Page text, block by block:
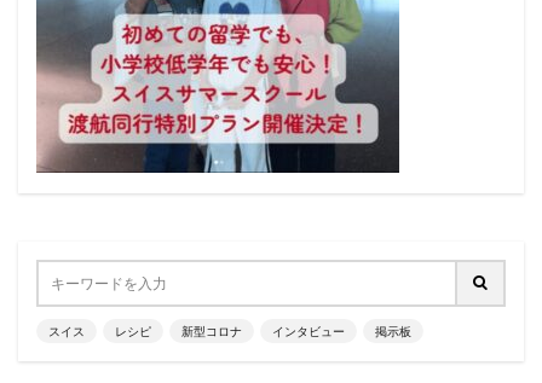
スイス レシピ 新型コロナ インタビュー 掲示板